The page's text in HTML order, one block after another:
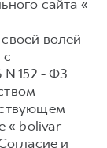
сайта «
волей
с
N 152 - ФЗ
« bolivar-
и